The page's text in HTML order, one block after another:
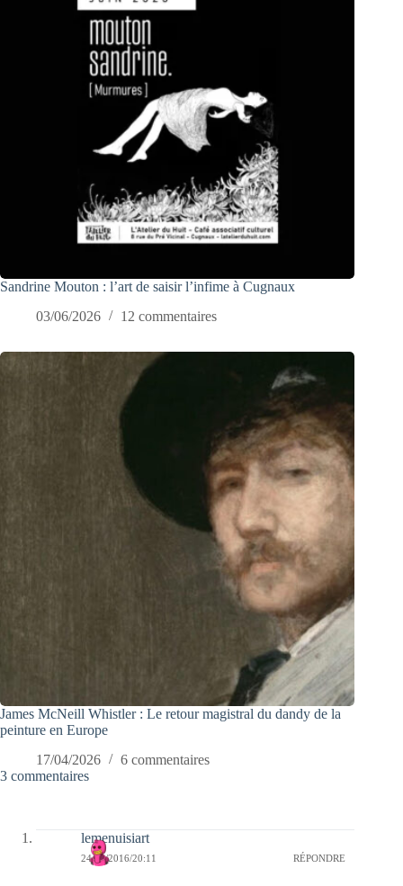
Sandrine Mouton : l’art de saisir l’infime à Cugnaux
03/06/2026
12 commentaires
James McNeill Whistler : Le retour magistral du dandy de la
peinture en Europe
17/04/2026
6 commentaires
3 commentaires
lemenuisiart
24/12/2016/20:11 RÉPONDRE